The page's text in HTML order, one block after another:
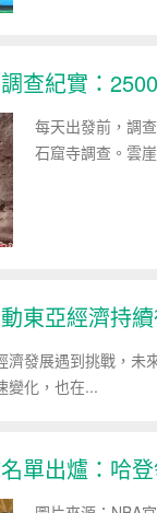
查紀實：
每天出發前，調
石窟寺調查。雲
東亞經濟持
發展遇到挑戰，
變化，也在...
單出爐：哈